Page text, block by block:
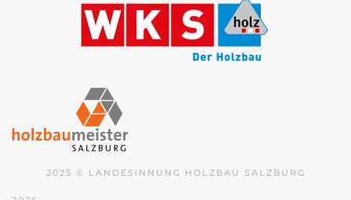
2025 © LANDESINNUNG HOLZBAU SALZBURG